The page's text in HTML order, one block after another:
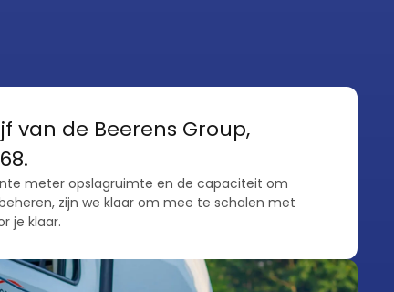
van de Beerens Group,
meter opslagruimte en de capaciteit om
zijn we klaar om mee te schalen met
je klaar.